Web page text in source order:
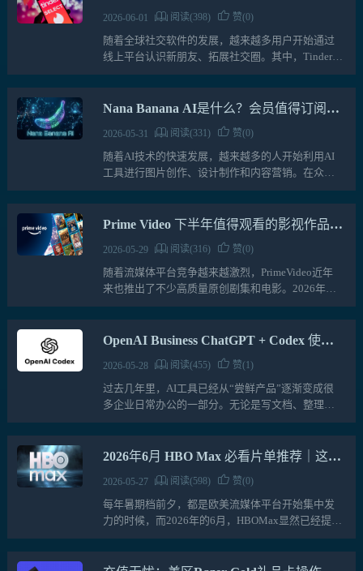
己的会员方案
2026-06-01 阅读(398) 赞(0)
随着全球社交软件的发展，越来越多用户开始通过
线上平台认识新朋友、拓展社交圈。其中，Tinder凭
借简单高效的滑动匹配机制，成为全球最受欢迎的
社交应用之一。对于很多活跃用户来说，免费版虽
然能够满足基础需…
Nana Banana AI是什么？会员值得订阅
吗？一文带你全面了解
2026-05-31 阅读(331) 赞(0)
随着AI技术的快速发展，越来越多的人开始利用AI
工具进行图片创作、设计制作和内容营销。在众多
AI绘图工具中，NanaBananaAI凭借强大的图像生成
和编辑能力，逐渐受到设计师、电商卖家、自媒体
创作者…
Prime Video 下半年值得观看的影视作品推
荐
2026-05-29 阅读(316) 赞(0)
随着流媒体平台竞争越来越激烈，PrimeVideo近年
来也推出了不少高质量原创剧集和电影。2026年上
半年，PrimeVideo凭借多部热门作品吸引了大量观
众，而下半年同样有不少值得期待的新内容。对
于…
OpenAI Business ChatGPT + Codex 使用
指南与实用技巧
2026-05-28 阅读(455) 赞(1)
过去几年里，AI工具已经从“尝鲜产品”逐渐变成很
多企业日常办公的一部分。无论是写文档、整理会
议纪要，还是生成代码、修复Bug，越来越多的团队
开始把AI当成真正的生产力工具来使用。不过，当
AI从个人工具…
2026年6月 HBO Max 必看片单推荐｜这个
月真的值得开会员
2026-05-27 阅读(598) 赞(0)
每年暑期档前夕，都是欧美流媒体平台开始集中发
力的时候，而2026年的6月，HBOMax显然已经提前
进入“神仙打架”模式。不管你平时喜欢奇幻、科
幻、悬疑、动画还是高质量电影，6月的HBOMax基